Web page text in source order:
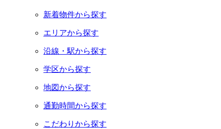
新着物件から探す
エリアから探す
沿線・駅から探す
学区から探す
地図から探す
通勤時間から探す
こだわりから探す